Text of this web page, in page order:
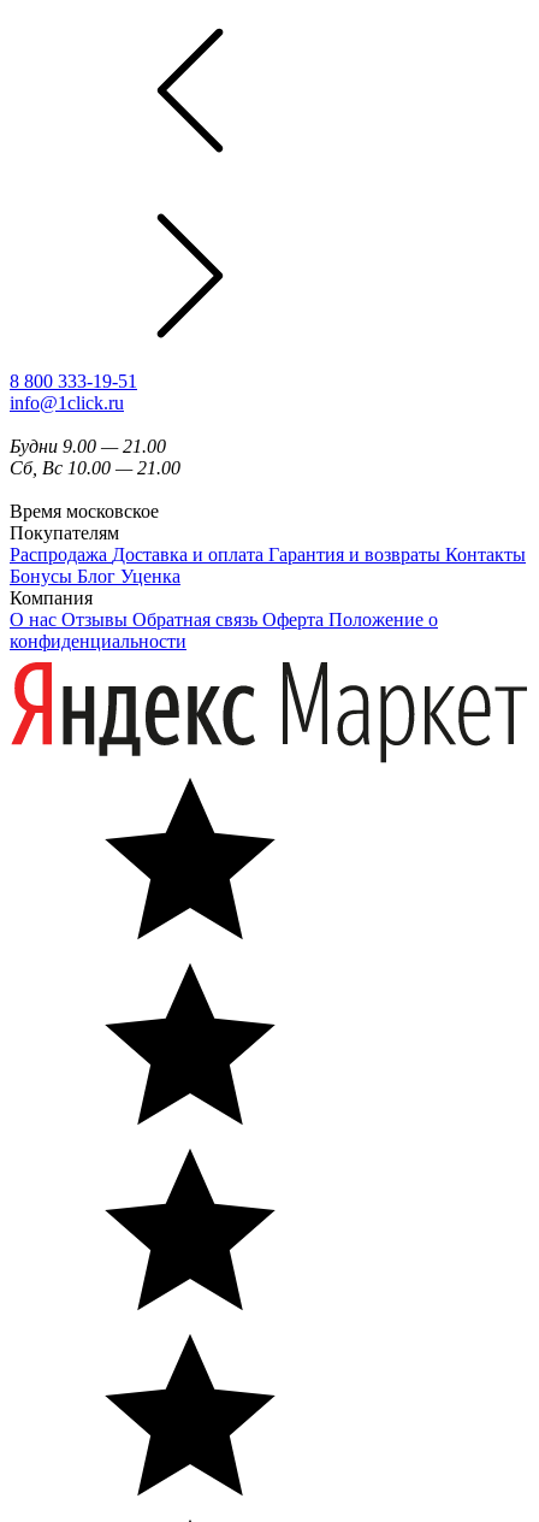
8 800 333-19-51
info@1click.ru
Будни 9.00 — 21.00
Сб, Вс 10.00 — 21.00
Время московское
Покупателям
Распродажа Доставка и оплата Гарантия и возвраты Контакты
Бонусы Блог Уценка
Компания
О нас Отзывы Обратная связь Оферта Положение о
конфиденциальности